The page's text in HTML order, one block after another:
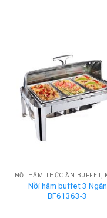
Nồi hâm buffet 3 Ngăn
BF61363-3